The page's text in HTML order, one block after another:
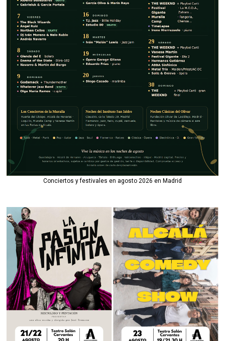
Conciertos y festivales en agosto 2026 en Madrid